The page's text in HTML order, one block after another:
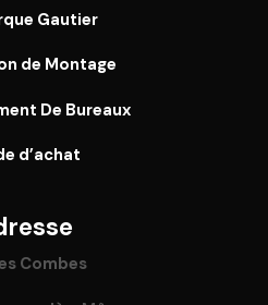
Gautier
de Montage
De Bureaux
d’achat
Combes